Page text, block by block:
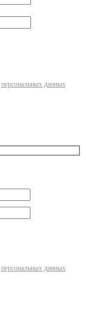
персональных данных
персональных данных